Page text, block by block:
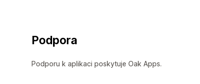
Podpora
Podporu k aplikaci poskytuje Oak Apps.